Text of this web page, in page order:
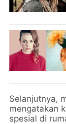
Selanjutnya,
mengatakan
spesial di